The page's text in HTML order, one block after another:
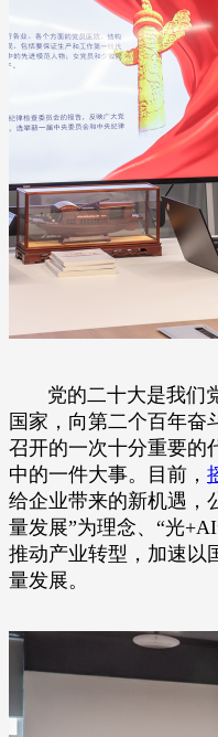
党的二十大是我们党
国家，向第二个百年奋
召开的一次十分重要的
中的一件大事。目前，
给企业带来的新机遇，
量发展”为理念、“光
推动产业转型，加速以
量发展。